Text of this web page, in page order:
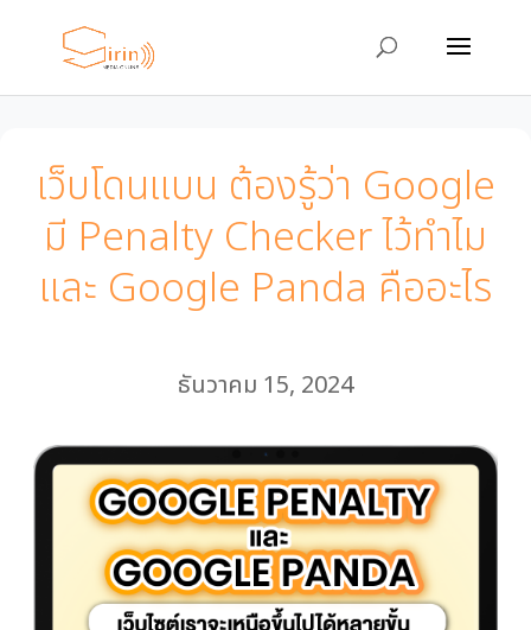
เว็บโดนแบน ต้องรู้ว่า Google
มี Penalty Checker ไว้ทำไม
และ Google Panda คืออะไร
ธันวาคม 15, 2024